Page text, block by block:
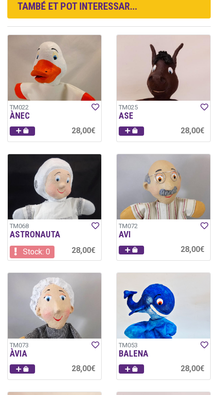
TAMBÉ ET POT INTERESSAR...
TM022
ÀNEC
28,00€
TM025
ASE
28,00€
TM068
ASTRONAUTA
Stock: 0 28,00€
TM072
AVI
28,00€
TM073
ÀVIA
28,00€
TM053
BALENA
28,00€